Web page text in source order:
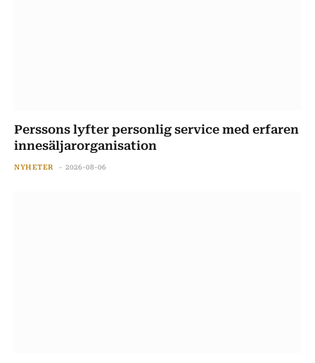
Perssons lyfter personlig service med erfaren
innesäljarorganisation
NYHETER 2026-08-06